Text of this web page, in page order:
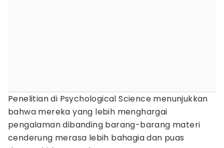
Penelitian di Psychological Science menunjukkan
bahwa mereka yang lebih menghargai
pengalaman dibanding barang-barang materi
cenderung merasa lebih bahagia dan puas